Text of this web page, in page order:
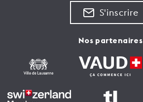
S'inscrire
Nos partenaires